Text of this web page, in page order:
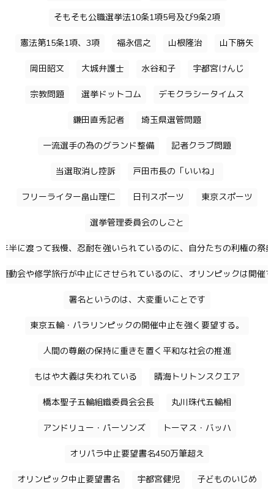
そもそも公職選挙法10条1項5号及び9条2項
憲法第15条1項、3項 福永信之 山根隆治 山下勝矢
岡田昭文 大城弁護士 水谷和子 宇都宮けんじ
宗教問題 選挙ドットコム デモクラシータイムス
鎌田直秀記者 埼玉県選管問題
一流選手の為のグランド整備 記者クラブ問題
当選取消し控訴 戸田市長の「いいね」
フリーライター畠山理仁 日刊スポーツ 東京スポーツ
選挙管理委員会のしごと
半に渡って我慢、忍耐を強いられているのに、自分たちの利権の祭
動会や修学旅行が中止にさせられているのに、オリンピックは開催
署名というのは、大変重いことです
東京五輪・パラリンピックの開催中止を強く要望する。
人間の尊厳の保持に重きを置く平和な社会の推進
もはや大義は失われている 晴海トリトンスクエア
橋本聖子五輪組織委員会会長 丸川珠代五輪相
アンドリュー・パーソンズ トーマス・バッハ
オリパラ中止要望書名450万筆超え
オリンピック中止要望書名 宇都宮健児 子どものいじめ